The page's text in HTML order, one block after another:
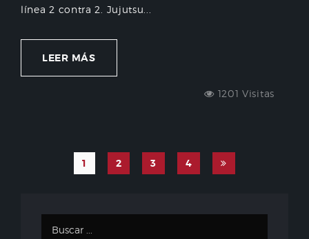
línea 2 contra 2. Jujutsu...
LEER MÁS
1201 Visitas
1 2 3 4